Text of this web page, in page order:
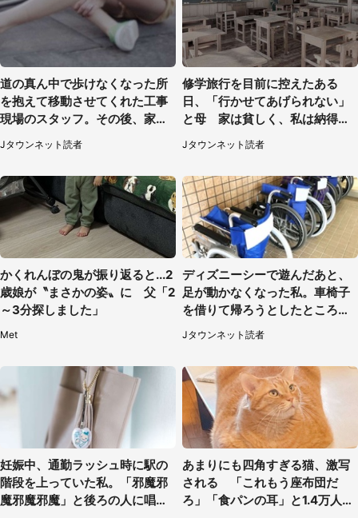
道の真ん中で歩けなくなった所
を抱えて移動させてくれた工事
現場のスタッフ。その後、家ま
で私を送ると（大阪府・40代女
性）
Jタウンネット読者
修学旅行を目前に控えたある
日、「行かせてあげられない」
と母 家は貧しく、私は納得し
たけれど...（北海道・70代以上
女性）
Jタウンネット読者
かくれんぼの鬼が振り返ると...2
歳娘が〝まさかの姿〟に 父「2
～3分探しました」
Met
ディズニーシーで遊んだあと、
足が動かなくなった私。車椅子
を借りて帰ろうとしたところで
キャストが（60代女性）
Jタウンネット読者
妊娠中、通勤ラッシュ時に駅の
階段を上っていた私。「邪魔邪
魔邪魔邪魔」と後ろの人に唱え
あまりにも四角すぎる猫、激写
される 「これもう座布団だ
ろ」「食パンの耳」と1.4万人困